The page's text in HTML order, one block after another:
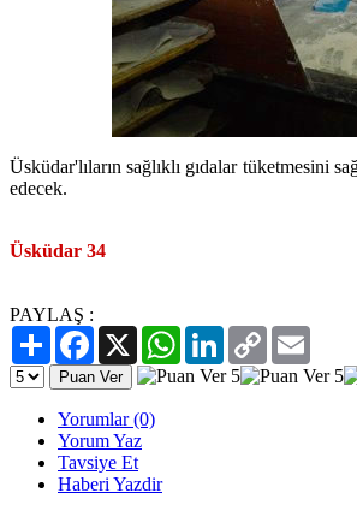
Üsküdar'lıların sağlıklı gıdalar tüketmesini
edecek.
Üsküdar 34
PAYLAŞ :
PaylaşFacebook
X WhatsAppLinkedIn
Copy
Link
Yorumlar (0)
Yorum Yaz
Tavsiye Et
Haberi Yazdir